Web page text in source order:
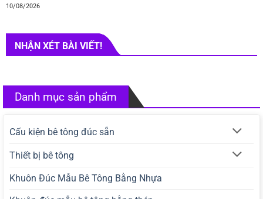
10/08/2026
NHẬN XÉT BÀI VIẾT!
Danh mục sản phẩm
Cấu kiện bê tông đúc sẵn
Thiết bị bê tông
Khuôn Đúc Mẫu Bê Tông Bằng Nhựa